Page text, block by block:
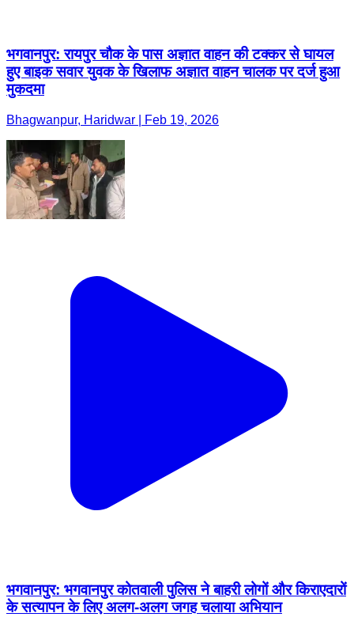
भगवानपुर: रायपुर चौक के पास अज्ञात वाहन की टक्कर से घायल
हुए बाइक सवार युवक के खिलाफ अज्ञात वाहन चालक पर दर्ज हुआ
मुकदमा
Bhagwanpur, Haridwar | Feb 19, 2026
भगवानपुर: भगवानपुर कोतवाली पुलिस ने बाहरी लोगों और किराएदारों
के सत्यापन के लिए अलग-अलग जगह चलाया अभियान